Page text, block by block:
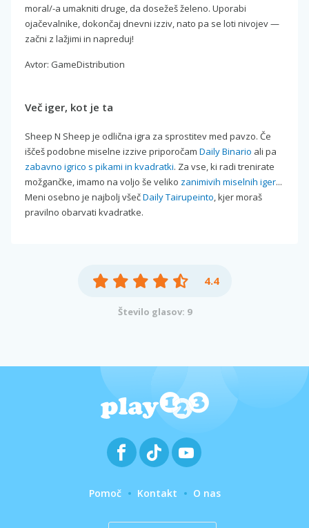
moral/-a umakniti druge, da dosežeš želeno. Uporabi
ojačevalnike, dokončaj dnevni izziv, nato pa se loti nivojev —
začni z lažjimi in napreduj!
Avtor: GameDistribution
Več iger, kot je ta
Sheep N Sheep je odlična igra za sprostitev med pavzo. Če
iščeš podobne miselne izzive priporočam Daily Binario ali pa
zabavno igrico s pikami in kvadratki. Za vse, ki radi trenirate
možgančke, imamo na voljo še veliko zanimivih miselnih iger...
Meni osebno je najbolj všečDaily Tairupeinto, kjer moraš
pravilno obarvati kvadratke.
4.4
Število glasov: 9
Pomoč Kontakt O nas